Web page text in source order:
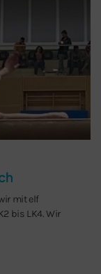
mit elf
bis LK4. Wir